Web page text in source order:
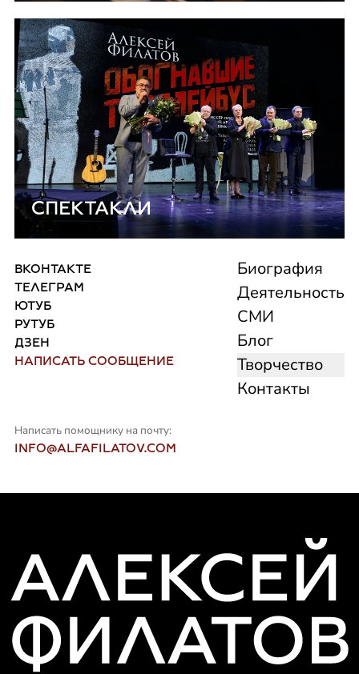
СПЕКТАКЛИ
КОНТАКТЫ
ВКОНТАКТЕ
ТЕЛЕГРАМ
ЮТУБ
РУТУБ
ДЗЕН
НАПИСАТЬ СООБЩЕНИЕ
Биография
Деятельность
СМИ
Блог
Творчество
Контакты
Написать помощнику на почту:
INFO@ALFAFILATOV.COM